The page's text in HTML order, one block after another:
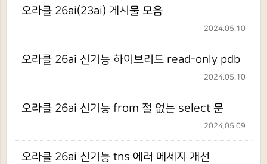
오라클 26ai(23ai) 게시물 모음
2024.05.10
오라클 26ai 신기능 하이브리드 read-only pdb
2024.05.10
오라클 26ai 신기능 from 절 없는 select 문
2024.05.09
오라클 26ai 신기능 tns 에러 메세지 개선